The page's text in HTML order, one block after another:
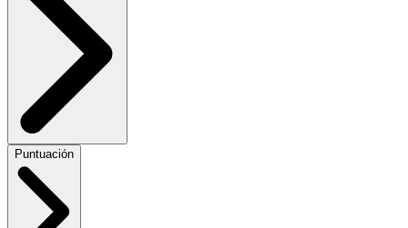
Puntuación